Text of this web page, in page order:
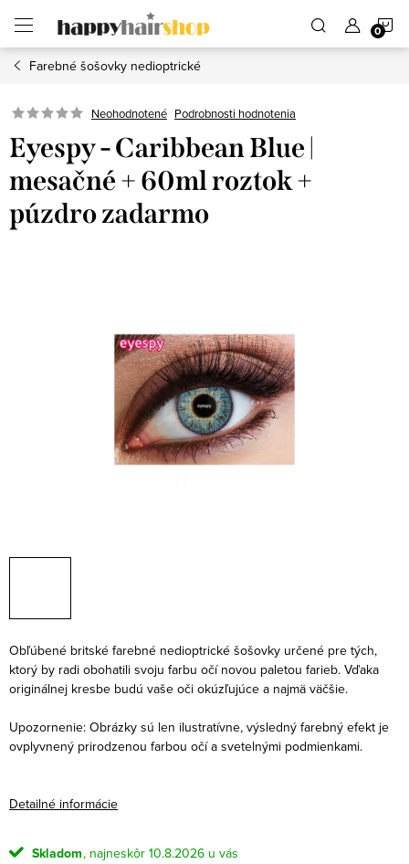
obsah
Farebné šošovky nedioptrické
Neohodnotené Podrobnosti hodnotenia
Eyespy - Caribbean Blue |
mesačné + 60ml roztok +
púzdro zadarmo
Obľúbené britské farebné nedioptrické šošovky určené pre tých,
ktorý by radi obohatili svoju farbu očí novou paletou farieb. Vďaka
originálnej kresbe budú vaše oči okúzľujúce a najmä väčšie.
Upozornenie: Obrázky sú len ilustratívne, výsledný farebný efekt je
ovplyvnený prirodzenou farbou očí a svetelnými podmienkami.
Detailné informácie
Skladom
10.8.2026